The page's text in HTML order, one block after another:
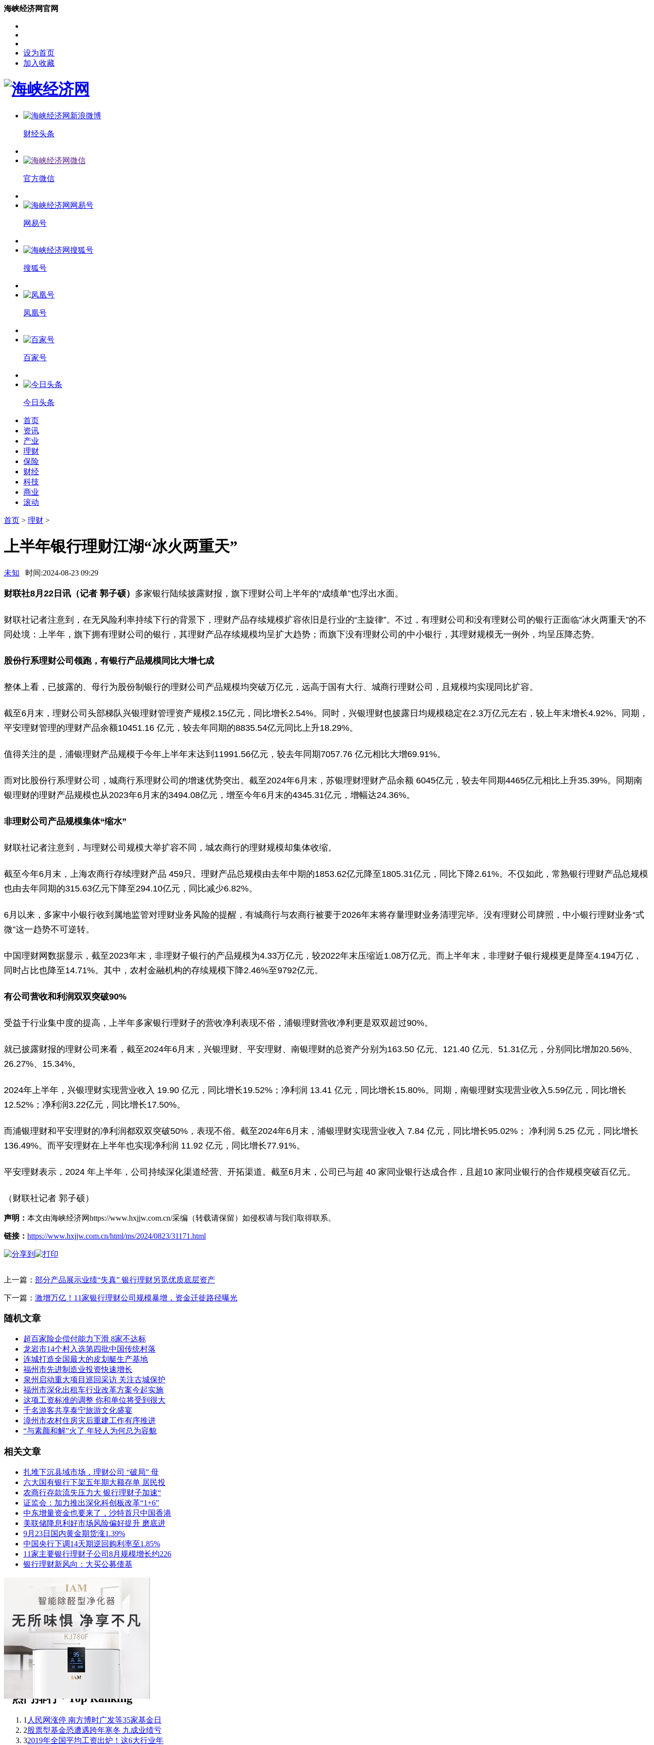
海峡经济网官网
设为首页
加入收藏
财经头条
官方微信
网易号
搜狐号
凤凰号
百家号
今日头条
首页
资讯
产业
理财
保险
财经
科技
商业
滚动
首页 > 理财 >
上半年银行理财江湖“冰火两重天”
未知 时间:2024-08-23 09:29
财联社8月22日讯（记者 郭子硕） 多家银行陆续披露财报，旗下理财公司上半年的“成绩单”也浮出水面。
财联社记者注意到，在无风险利率持续下行的背景下，理财产品存续规模扩容依旧是行业的“主旋律”。不过，有理财公司和没有理财公司的银行正面临“冰火两重天”的不
同处境：上半年，旗下拥有理财公司的银行，其理财产品存续规模均呈扩大趋势；而旗下没有理财公司的中小银行，其理财规模无一例外，均呈压降态势。
股份行系理财公司领跑，有银行产品规模同比大增七成
整体上看，已披露的、母行为股份制银行的理财公司产品规模均突破万亿元，远高于国有大行、城商行理财公司，且规模均实现同比扩容。
截至6月末，理财公司头部梯队兴银理财管理资产规模2.15亿元，同比增长2.54%。同时，兴银理财也披露日均规模稳定在2.3万亿元左右，较上年末增长4.92%。同期，
平安理财管理的理财产品余额10451.16 亿元，较去年同期的8835.54亿元同比上升18.29%。
值得关注的是，浦银理财产品规模于今年上半年末达到11991.56亿元，较去年同期7057.76 亿元相比大增69.91%。
而对比股份行系理财公司，城商行系理财公司的增速优势突出。截至2024年6月末，苏银理财理财产品余额 6045亿元，较去年同期4465亿元相比上升35.39%。同期南
银理财的理财产品规模也从2023年6月末的3494.08亿元，增至今年6月末的4345.31亿元，增幅达24.36%。
非理财公司产品规模集体“缩水”
财联社记者注意到，与理财公司规模大举扩容不同，城农商行的理财规模却集体收缩。
截至今年6月末，上海农商行存续理财产品 459只。理财产品总规模由去年中期的1853.62亿元降至1805.31亿元，同比下降2.61%。不仅如此，常熟银行理财产品总规模
也由去年同期的315.63亿元下降至294.10亿元，同比减少6.82%。
6月以来，多家中小银行收到属地监管对理财业务风险的提醒，有城商行与农商行被要于2026年末将存量理财业务清理完毕。没有理财公司牌照，中小银行理财业务“式
微”这一趋势不可逆转。
中国理财网数据显示，截至2023年末，非理财子银行的产品规模为4.33万亿元，较2022年末压缩近1.08万亿元。而上半年末，非理财子银行规模更是降至4.194万亿，
同时占比也降至14.71%。其中，农村金融机构的存续规模下降2.46%至9792亿元。
有公司营收和利润双双突破90%
受益于行业集中度的提高，上半年多家银行理财子的营收净利表现不俗，浦银理财营收净利更是双双超过90%。
就已披露财报的理财公司来看，截至2024年6月末，兴银理财、平安理财、南银理财的总资产分别为163.50 亿元、121.40 亿元、51.31亿元，分别同比增加20.56%、
26.27%、15.34%。
2024年上半年，兴银理财实现营业收入 19.90 亿元，同比增长19.52%；净利润 13.41 亿元，同比增长15.80%。同期，南银理财实现营业收入5.59亿元，同比增长
12.52%；净利润3.22亿元，同比增长17.50%。
而浦银理财和平安理财的净利润都双双突破50%，表现不俗。截至2024年6月末，浦银理财实现营业收入 7.84 亿元，同比增长95.02%； 净利润 5.25 亿元，同比增长
136.49%。而平安理财在上半年也实现净利润 11.92 亿元，同比增长77.91%。
平安理财表示，2024 年上半年，公司持续深化渠道经营、开拓渠道。截至6月末，公司已与超 40 家同业银行达成合作，且超10 家同业银行的合作规模突破百亿元。
（财联社记者 郭子硕）
声明： 本文由海峡经济网https://www.hxjjw.com.cn/采编（转载请保留）如侵权请与我们取得联系。
链接： https://www.hxjjw.com.cn/html/ms/2024/0823/31171.html
上一篇： 部分产品展示业绩“失真” 银行理财另觅优质底层资产
下一篇： 激增万亿！11家银行理财公司规模暴增，资金迁徙路径曝光
随机文章
超百家险企偿付能力下滑 8家不达标
龙岩市14个村入选第四批中国传统村落
连城打造全国最大的皮划艇生产基地
福州市先进制造业投资快速增长
泉州启动重大项目巡回采访 关注古城保护
福州市深化出租车行业改革方案今起实施
这项工资标准的调整 你和单位将受到很大
千名游客共享泰宁旅游文化盛宴
漳州市农村住房灾后重建工作有序推进
“与素颜和解”火了 年轻人为何总为容貌
相关文章
扎堆下沉县域市场，理财公司 “破局” 母
六大国有银行下架五年期大额存单 居民投
农商行存款流失压力大 银行理财子加速“
证监会：加力推出深化科创板改革“1+6”
中东增量资金也要来了，沙特首只中国香港
美联储降息利好市场风险偏好提升 磨底进
9月23日国内黄金期货涨1.39%
中国央行下调14天期逆回购利率至1.85%
11家主要银行理财子公司8月规模增长约226
银行理财新风向：大买公募债基
1人民网涨停 南方博时广发等35家基金日
2股票型基金恐遭遇跨年寒冬 九成业绩亏
32019年全国平均工资出炉！这6大行业年